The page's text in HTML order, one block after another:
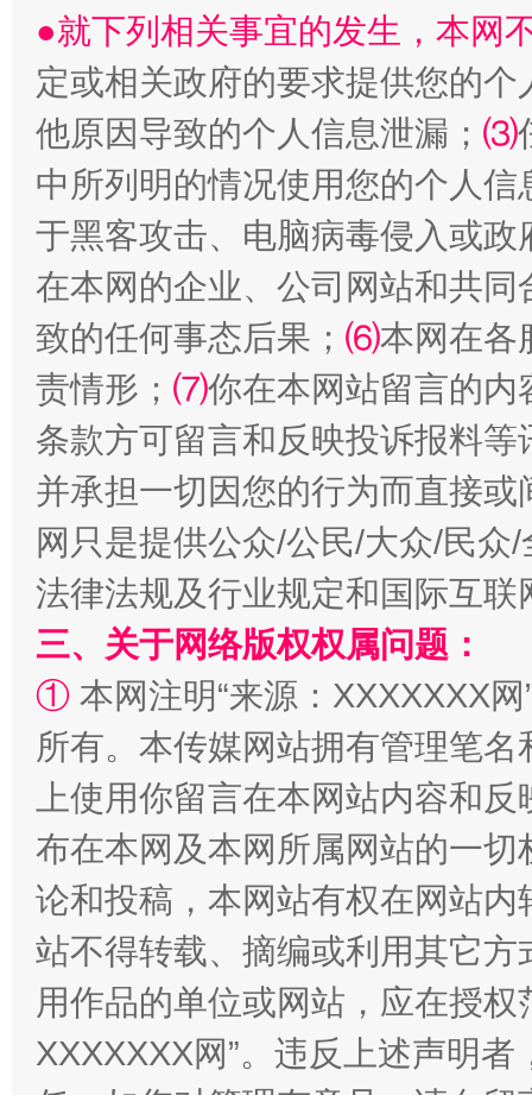
全民健身五年计划来了！等你上场
阿坝州三大球赛在茂县开幕 规模
国家大学科技园优化重塑工作
●就下列相关事宜的发生，本网
定或相关政府的要求提供您的个
他原因导致的个人信息泄漏； ⑶
中所列明的情况使用您的个人
于黑客攻击、电脑病毒侵入或
在本网的企业、公司网站和共
致的任何事态后果； ⑹本网在各
责情形； ⑺你在本网站留言的内
条款方可留言和反映投诉报料
并承担一切因您的行为而直接
网只是提供公众/公民/大众/民
法律法规及行业规定和国际互
三、关于网络版权权属问题：
① 本网注明“来源：XXXXXXX
所有。本传媒网站拥有管理笔
上使用你留言在本网站内容和
布在本网及本网所属网站的一
论和投稿，本网站有权在网站
站不得转载、摘编或利用其它
用作品的单位或网站，应在授
XXXXXXX网”。违反上述声明